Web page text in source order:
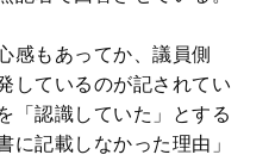
感もあってか、議員側
しているのが記されてい
「認識していた」とする
に記載しなかった理由」